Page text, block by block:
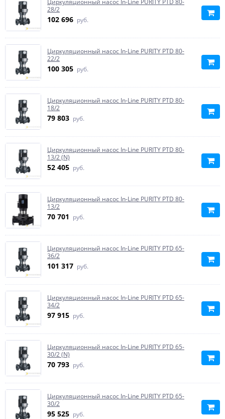
Циркуляционный насос In-Line PURITY PTD 80-
28/2
102 696 руб.
Циркуляционный насос In-Line PURITY PTD 80-
22/2
100 305 руб.
Циркуляционный насос In-Line PURITY PTD 80-
18/2
79 803 руб.
Циркуляционный насос In-Line PURITY PTD 80-
13/2 (N)
52 405 руб.
Циркуляционный насос In-Line PURITY PTD 80-
13/2
70 701 руб.
Циркуляционный насос In-Line PURITY PTD 65-
36/2
101 317 руб.
Циркуляционный насос In-Line PURITY PTD 65-
34/2
97 915 руб.
Циркуляционный насос In-Line PURITY PTD 65-
30/2 (N)
70 793 руб.
Циркуляционный насос In-Line PURITY PTD 65-
30/2
95 525 руб.